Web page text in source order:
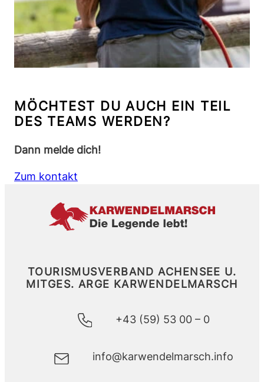
MÖCHTEST DU AUCH EIN TEIL
DES TEAMS WERDEN?
Dann melde dich!
Zum kontakt
TOURISMUSVERBAND ACHENSEE U.
MITGES. ARGE KARWENDELMARSCH
+43 (59) 53 00 – 0
info@karwendelmarsch.info